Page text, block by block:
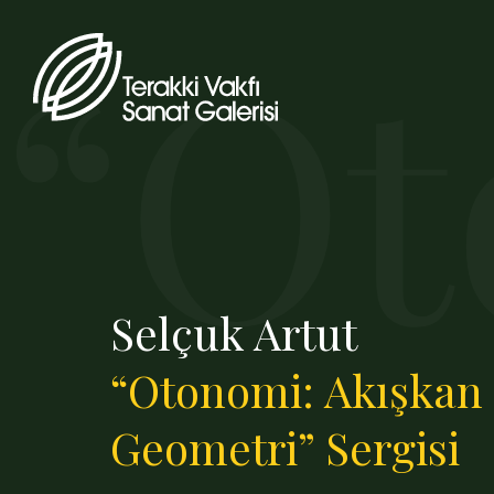
Selçuk Artut
“Otonomi: Akışkan
Geometri” Sergisi